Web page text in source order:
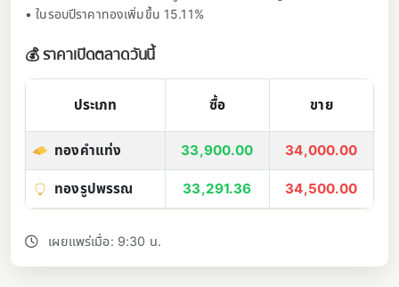
• ในรอบปีราคาทองเพิ่มขึ้น 15.11%
💰 ราคาเปิดตลาดวันนี้
ประเภท ซื้อ ขาย
ทองคำแท่ง 33,900.00 34,000.00
ทองรูปพรรณ 33,291.36 34,500.00
เผยแพร่เมื่อ: 9:30 น.